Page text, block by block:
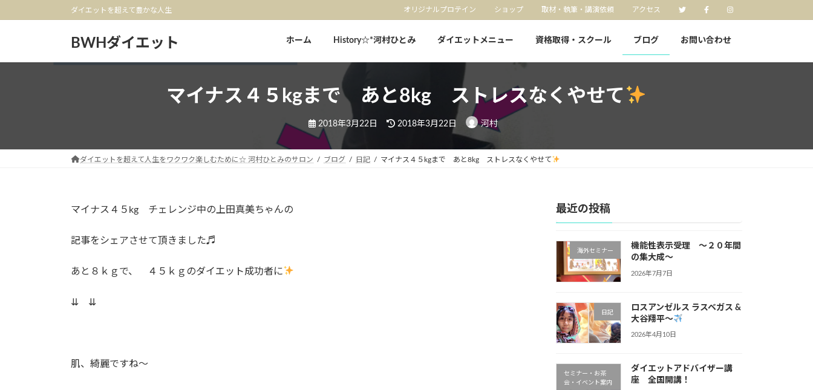
ン
ビ
ダイエットを超えて豊かな人生 オリジナルプロテイン ショップ 取材・執筆・講演依頼 アクセス
BWHダイエット ホーム History☆*河村ひとみ ダイエットメニュー 資格取得・スクール ブログ お問い合わせ
マイナス４５kgまで あと8kg ストレスなくやせて
2018年3月22日
最
終
日
時
2018年3月22日 河村
ダイエットを超えて人生をワクワク楽しむために☆ 河村ひとみのサロン ブログ 日記 マイナス４５kgまで あと8kg ストレスなくやせて
マイナス４５kg チェレンジ中の上田真美ちゃんの
記事をシェアさせて頂きました♬
あと８ｋｇで、 ４５ｋｇのダイエット成功者に
⇊ ⇊
肌、綺麗ですね～
最近の投稿
海外セミナー
機能性表示受理 〜２０年間
の集大成〜
2026年7月7日
日記
ロスアンゼルス ラスベガス &
大谷翔平〜
2026年4月10日
セミナー・お茶
会・イベント案内
ダイエットアドバイザー講
座 全国開講！